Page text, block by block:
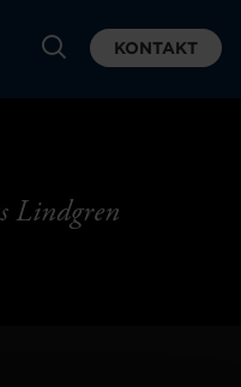
KONTAKT
Lindgren